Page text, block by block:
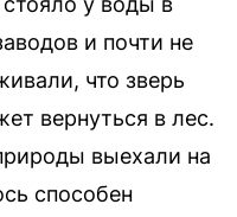
и почти не
что зверь
вернуться в лес.
выехали на
способен